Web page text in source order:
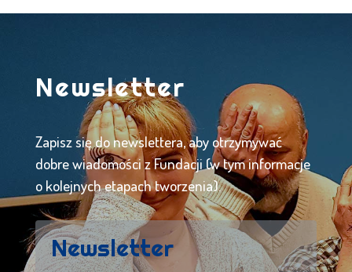
Newsletter
Zapisz się do newslettera, aby otrzymywać
dobre wiadomości z Fundacji (w tym informacje
o kolejnych etapach tworzenia).
Newsletter